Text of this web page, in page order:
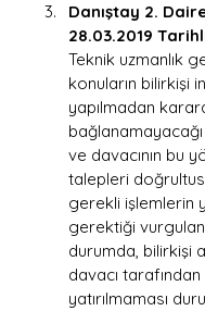
Danıştay 2.
28.03.2019
Teknik uzmanlık
konuların bilirkişi
yapılmadan
ve davacının bu
talepleri
gerekli işlemlerin
gerektiği
durumda, bilirkişi
davacı tarafından
yatırılmaması